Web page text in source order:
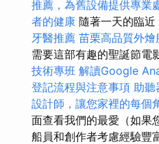
推薦，為舊設備提供專業
者的健康 隨著一天的臨近
牙醫推薦 苗栗高品質外燴
需要這部有趣的聖誕節電
技術專班 解讀Google
登記流程與注意事項 助聽
設計師，讓您家裡的每個
面查看我們的最愛（如果
船員和創作者考慮經驗豐